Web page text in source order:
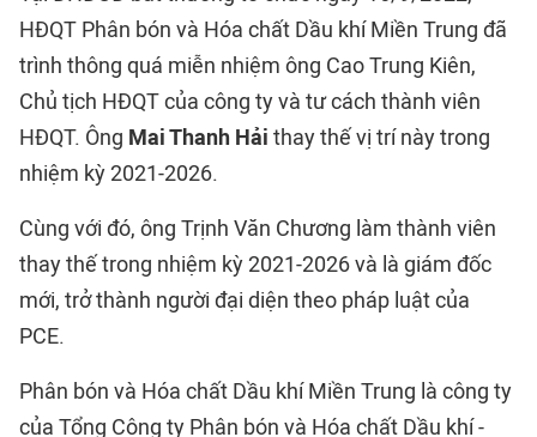
HĐQT Phân bón và Hóa chất Dầu khí Miền Trung đã
trình thông quá miễn nhiệm ông Cao Trung Kiên,
Chủ tịch HĐQT của công ty và tư cách thành viên
HĐQT. Ông Mai Thanh Hải thay thế vị trí này trong
nhiệm kỳ 2021-2026.
Cùng với đó, ông Trịnh Văn Chương làm thành viên
thay thế trong nhiệm kỳ 2021-2026 và là giám đốc
mới, trở thành người đại diện theo pháp luật của
PCE.
Phân bón và Hóa chất Dầu khí Miền Trung là công ty
của Tổng Công ty Phân bón và Hóa chất Dầu khí -